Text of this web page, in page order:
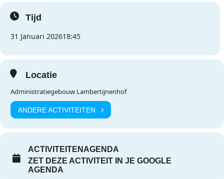
Tijd
31 Januari 202618:45
Locatie
Administratiegebouw Lambertijnenhof
ANDERE ACTIVITEITEN
ACTIVITEITENAGENDA
ZET DEZE ACTIVITEIT IN JE GOOGLE
AGENDA